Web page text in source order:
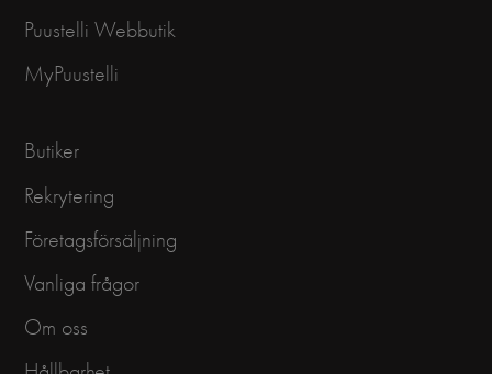
Puustelli Webbutik
MyPuustelli
Butiker
Rekrytering
Företagsförsäljning
Vanliga frågor
Om oss